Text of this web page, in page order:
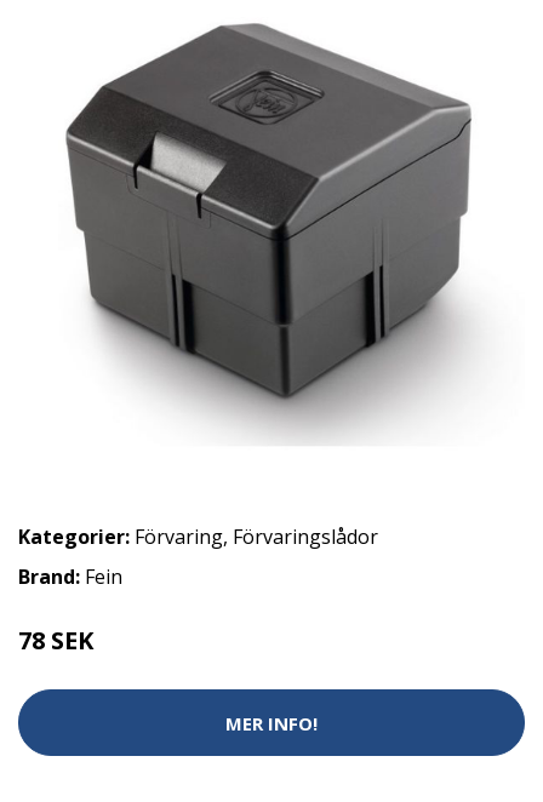
Kategorier: Förvaring, Förvaringslådor
Brand: Fein
78 SEK
MER INFO!